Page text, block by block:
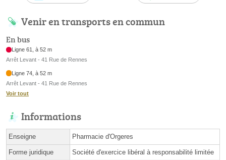
Venir en transports en commun
En bus
Ligne 61, à 52 m
Arrêt Levant - 41 Rue de Rennes
Ligne 74, à 52 m
Arrêt Levant - 41 Rue de Rennes
Voir tout
Informations
Enseigne Pharmacie d'Orgeres
Forme juridique Société d'exercice libéral à responsabilité limitée